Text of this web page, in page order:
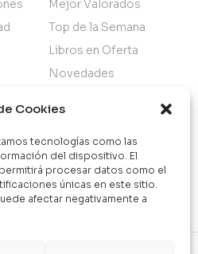
Cookies
tecnologías como las
del dispositivo. El
procesar datos como el
únicas en este sitio.
afectar negativamente a
Mejor Valorados
Top de la Semana
Libros en Oferta
Novedades